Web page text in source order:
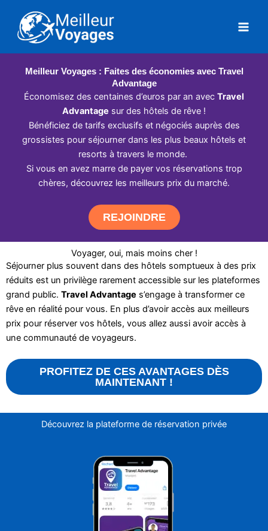
contenu
Meilleur Voyages : Faites des économies avec Travel
Advantage
Économisez des centaines d’euros par an avec Travel
Advantage sur des hôtels de rêve !
Bénéficiez de tarifs exclusifs et négociés auprès des
grossistes pour séjourner dans les plus beaux hôtels et
resorts à travers le monde.
Si vous en avez marre de payer vos réservations trop
chères, découvrez les meilleurs prix du marché.
REJOINDRE
Voyager, oui, mais moins cher !
Séjourner plus souvent dans des hôtels somptueux à des prix
réduits est un privilège rarement accessible sur les plateformes
grand public. Travel Advantage s’engage à transformer ce
rêve en réalité pour vous. En plus d’avoir accès aux meilleurs
prix pour réserver vos hôtels, vous allez aussi avoir accès à
une communauté de voyageurs.
PROFITEZ DE CES AVANTAGES DÈS
MAINTENANT !
Découvrez la plateforme de réservation privée